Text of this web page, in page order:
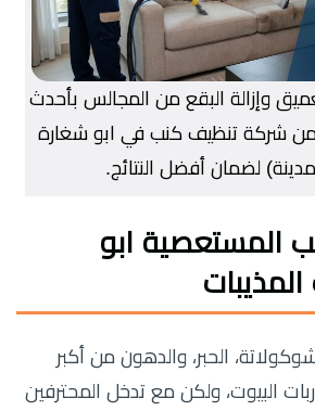
وإزالة البقع من المجالس بأحدث
من شركة تنظيف كنب في ابو شغارة
لضمان أفضل النتائج.
المستعصية ابو
الحبر، والدهون من أكبر
ربات البيوت، ولكن مع تدخل المحترفين